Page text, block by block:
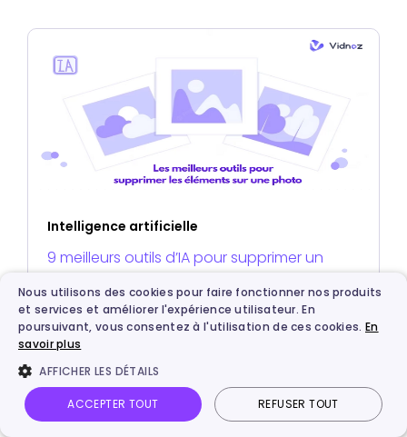
Intelligence artificielle
9 meilleurs outils d’IA pour supprimer un
élément d'une photo gratuits en ligne
Nous utilisons des cookies pour faire fonctionner nos produits
et services et améliorer l'expérience utilisateur. En
poursuivant, vous consentez à l'utilisation de ces cookies. En
savoir plus
AFFICHER LES DÉTAILS
ACCEPTER TOUT REFUSER TOUT